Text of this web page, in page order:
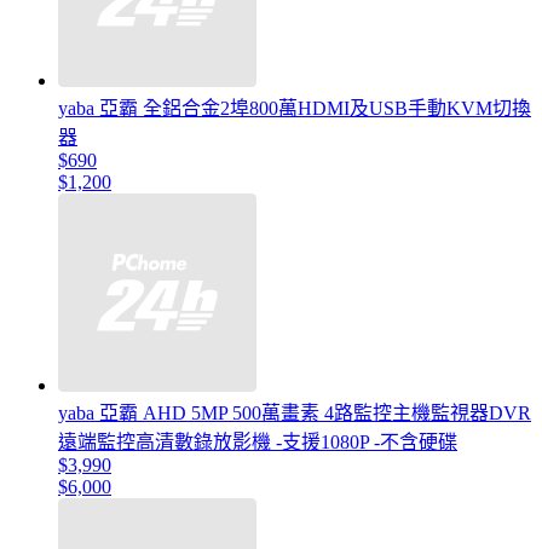
yaba 亞霸 全鋁合金2埠800萬HDMI及USB手動KVM切換
器
$690
$1,200
yaba 亞霸 AHD 5MP 500萬畫素 4路監控主機監視器DVR
遠端監控高清數錄放影機 -支援1080P -不含硬碟
$3,990
$6,000